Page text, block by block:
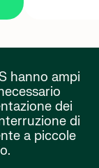
hanno ampi
dei
di
a piccole